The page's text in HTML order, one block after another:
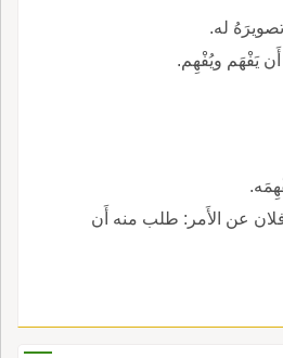
له.
يَفْهَم ويُفْهِم.
عن الأَمر: طلب منه أَن